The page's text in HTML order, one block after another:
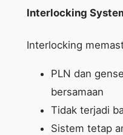
Interlocking
Interlocking
PLN dan
bersamaan
Tidak terjadi
Sistem tetap